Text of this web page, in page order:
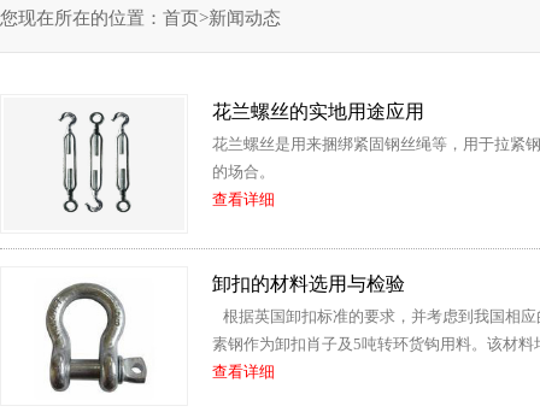
您现在所在的位置： 首页>新闻动态
花兰螺丝的实地用途应用
花兰螺丝是用来捆绑紧固钢丝绳等，用于拉紧
的场合。
查看详细
卸扣的材料选用与检验
根据英国卸扣标准的要求，并考虑到我国相
素钢作为卸扣肖子及5吨转环货钩用料。该材
查看详细